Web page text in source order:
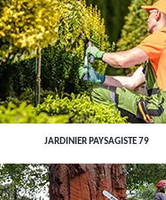
JARDINIER PAYSAGISTE 79